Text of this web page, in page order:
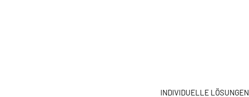
INDIVIDUELLE LÖSUNGEN